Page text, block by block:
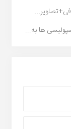
ها به...